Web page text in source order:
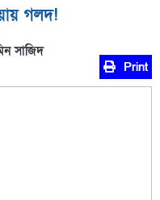
গলদ!
সাজিদ
Print